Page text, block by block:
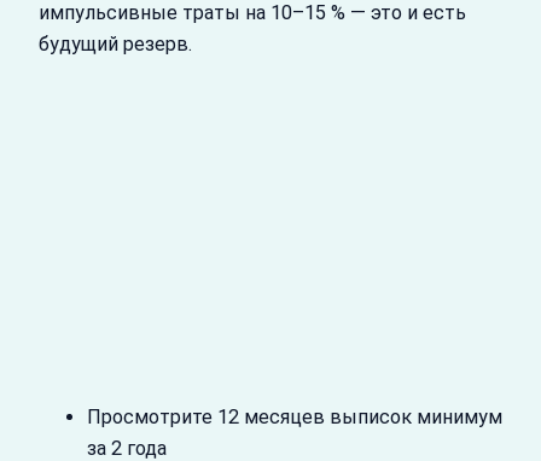
импульсивные траты на 10–15 % — это и есть
будущий резерв.
Просмотрите 12 месяцев выписок минимум
за 2 года